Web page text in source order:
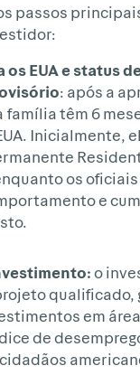
passos
os EUA e status
: após a
têm 6
Inicialmente,
os oficiais
e
o
qualificado,
em
de